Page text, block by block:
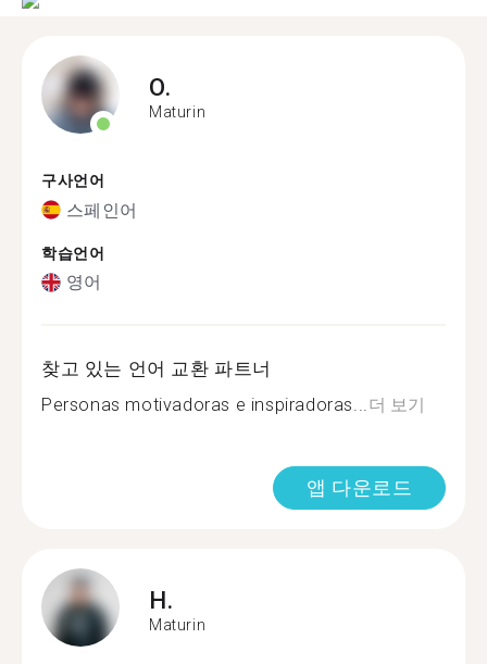
O.
Maturin
구사언어
스페인어
학습언어
영어
찾고 있는 언어 교환 파트너
Personas motivadoras e inspiradoras...더 보기
앱 다운로드
H.
Maturin